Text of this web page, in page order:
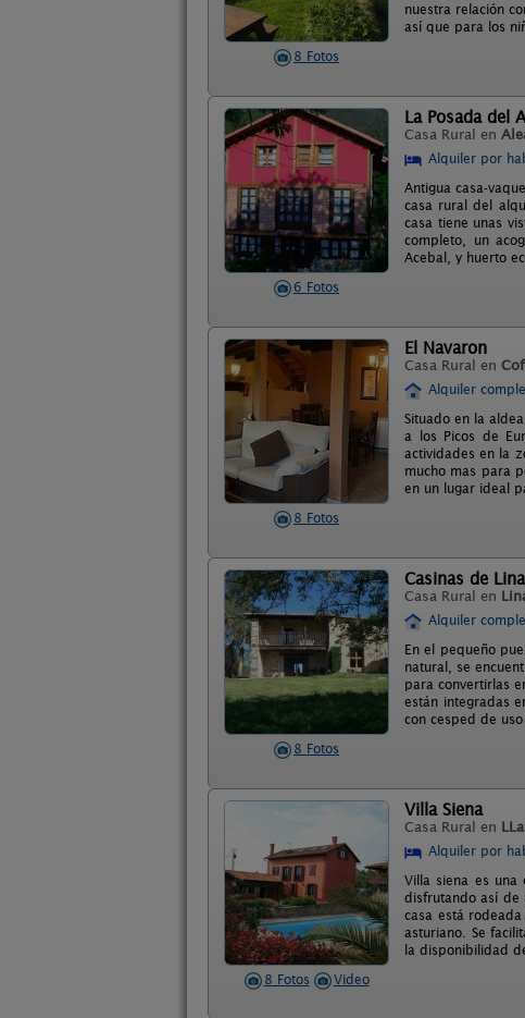
8 Fotos
nuestra relación
así que para los
6 Fotos
La Posada del
Casa Rural en
Alquiler por
Antigua casa-
casa rural del
casa tiene unas
completo, un
Acebal, y huerto
8 Fotos
El Navaron
Casa Rural en
Alquiler
Situado en la
a los Picos de
actividades en la
mucho mas para
en un lugar ideal
8 Fotos
Casinas de
Casa Rural en
Alquiler
En el pequeño
natural, se
para convertirlas
están integradas
con cesped de
8 Fotos Video
Villa Siena
Casa Rural en
Alquiler por
Villa siena es una
disfrutando así de
casa está
asturiano. Se
la disponibilidad